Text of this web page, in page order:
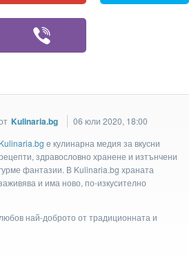
Kulinaria.bg
06 юли 2020, 18:00
Kulinaria.bg e кулинарна медия за вкусни
здравословно хранене и изтънчени
фантазии. В Kulinaria.bg храната
и има ново, по-изкусително
най-доброто от традиционната и